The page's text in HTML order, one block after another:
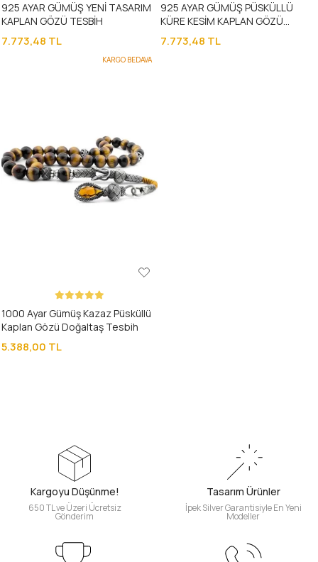
925 AYAR GÜMÜŞ YENİ TASARIM
KAPLAN GÖZÜ TESBİH
7.773,48 TL
925 AYAR GÜMÜŞ PÜSKÜLLÜ
KÜRE KESİM KAPLAN GÖZÜ
TESBİH
7.773,48 TL
KARGO BEDAVA
1000 Ayar Gümüş Kazaz Püsküllü
Kaplan Gözü Doğaltaş Tesbih
5.388,00 TL
Kargoyu Düşünme!
650 TL ve Üzeri Ücretsiz
Gönderim
Tasarım Ürünler
İpek Silver Garantisiyle En Yeni
Modeller